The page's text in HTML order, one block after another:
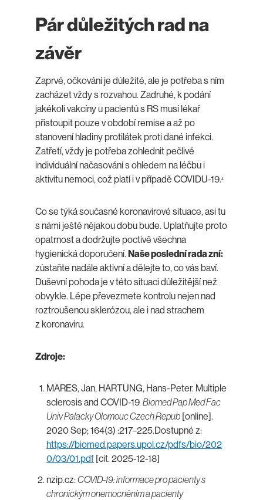
Pár důležitých rad na
závěr
Zaprvé, očkování je důležité, ale je potřeba s ním
zacházet vždy s rozvahou. Zadruhé, k podání
jakékoli vakcíny u pacientů s RS musí lékař
přistoupit pouze v období remise a až po
stanovení hladiny protilátek proti dané infekci.
Zatřetí, vždy je potřeba zohlednit pečlivé
individuální načasování s ohledem na léčbu i
aktivitu nemoci, což platí i v případě COVIDU-19.4
Co se týká současné koronavirové situace, asi tu
s námi ještě nějakou dobu bude. Uplatňujte proto
opatrnost a dodržujte poctivě všechna
hygienická doporučení. Naše poslední rada zní:
zůstaňte nadále aktivní a dělejte to, co vás baví.
Duševní pohoda je v této situaci důležitější než
obvykle. Lépe převezmete kontrolu nejen nad
roztroušenou sklerózou, ale i nad strachem
z koronaviru.
Zdroje:
MARES, Jan, HARTUNG, Hans-Peter. Multiple
sclerosis and COVID-19. Biomed Pap Med Fac
Univ Palacky Olomouc Czech Repub [online].
2020 Sep; 164(3) :217–225.Dostupné z:
https://biomed.papers.upol.cz/pdfs/bio/202
0/03/01.pdf [cit. 2025-12-18]
nzip.cz:COVID-19: informace pro pacienty s
chronickým onemocněním a pacienty